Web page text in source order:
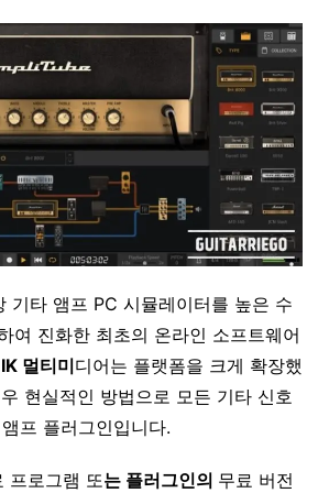
기타 앰프 PC 시뮬레이터를 높은 수
여 진화한 최초의 온라인 소프트웨어
IK 멀티미디어는 플랫폼을 크게 확장했
현실적인 방법으로 모든 기타 신호
프 플러그인입니다.
프로그램 또는 플러그인의 무료 버전